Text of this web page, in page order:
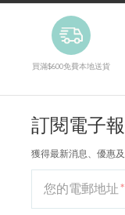
買滿$600免費本地送貨
訂閱電子報
獲得最新消息、優惠及
您的電郵地址